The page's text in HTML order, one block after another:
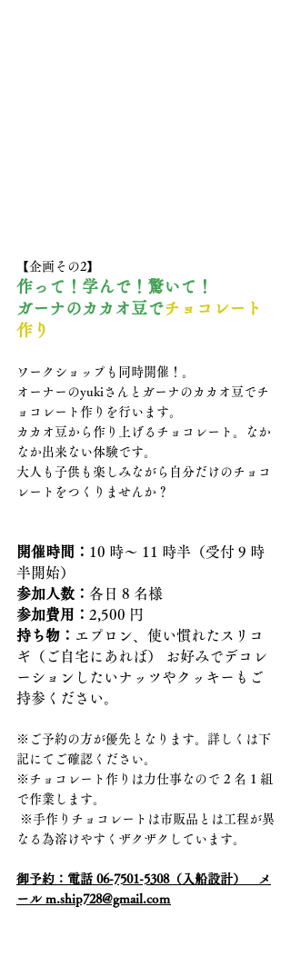
【企画その2】
作って！学んで！驚いて！
ガーナのカカオ豆でチョコレート
作り
ワークショップも同時開催！。
オーナーのyukiさんとガーナのカカオ豆でチ
ョコレート作りを行います。
カカオ豆から作り上げるチョコレート。なか
なか出来ない体験です。
大人も子供も楽しみながら自分だけのチョコ
レートをつくりませんか？
開催時間： 10 時～ 11 時半（受付 9 時
半開始）
参加人数： 各日 8 名様
参加費用： 2,500 円
持ち物： エプロン、使い慣れたスリコ
ギ（ご自宅にあれば） お好みでデコレ
ーションしたいナッツやクッキーもご
持参ください。
※ご予約の方が優先となります。詳しくは下
記にてご確認ください。
※チョコレート作りは力仕事なので 2 名 1 組
で作業します。
なる為溶けやすくザクザクしています。
御予約：電話 06-7501-5308（入船設計）　メ
ール m.ship728@gmail.coｍ